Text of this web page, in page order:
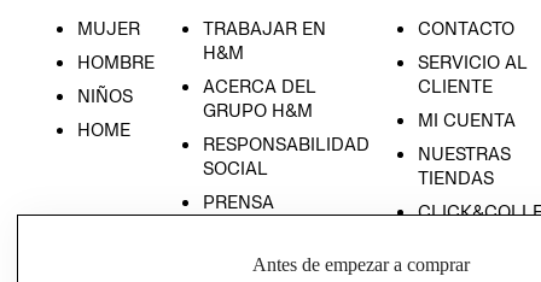
MUJER
HOMBRE
NIÑOS
HOME
TRABAJAR EN
H&M
ACERCA DEL
GRUPO H&M
RESPONSABILIDAD
SOCIAL
PRENSA
INVERSIONISTAS
CONTACTO
SERVICIO AL
CLIENTE
MI CUENTA
NUESTRAS
TIENDAS
TIENDA
Antes de empezar a comprar